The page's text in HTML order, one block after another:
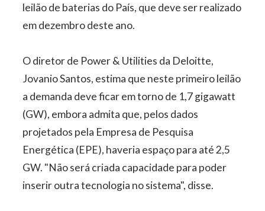
leilão de baterias do País, que deve ser realizado
em dezembro deste ano.
O diretor de Power & Utilities da Deloitte,
Jovanio Santos, estima que neste primeiro leilão
a demanda deve ficar em torno de 1,7 gigawatt
(GW), embora admita que, pelos dados
projetados pela Empresa de Pesquisa
Energética (EPE), haveria espaço para até 2,5
GW. "Não será criada capacidade para poder
inserir outra tecnologia no sistema", disse.